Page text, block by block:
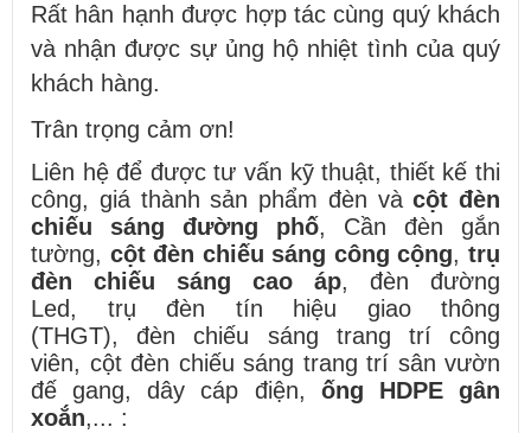
Rất hân hạnh được hợp tác cùng quý khách
và nhận được sự ủng hộ nhiệt tình của quý
khách hàng.
Trân trọng cảm ơn!
Liên hệ để được tư vấn kỹ thuật, thiết kế thi
công, giá thành sản phẩm đèn vàcột đèn
chiếu sáng đường phố, Cần đèn gắn
tường, cột đèn chiếu sáng công cộng,trụ
đèn chiếu sáng cao áp, đèn đường
Led, trụ đèn tín hiệu giao thông
(THGT), đèn chiếu sáng trang trí công
viên, cột đèn chiếu sáng trang trí sân vườn
đế gang, dây cáp điện, ống HDPE gân
xoắn,... :